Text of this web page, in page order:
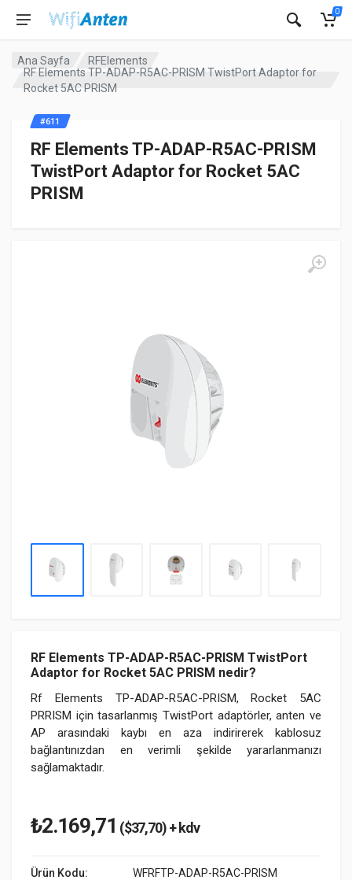
0
Ana Sayfa
RFElements
RF Elements TP-ADAP-R5AC-PRISM TwistPort Adaptor for
Rocket 5AC PRISM
RF Elements TP-ADAP-R5AC-PRISM
TwistPort Adaptor for Rocket 5AC
PRISM
RF Elements TP-ADAP-R5AC-PRISM TwistPort
Adaptor for Rocket 5AC PRISM nedir?
Rf Elements TP-ADAP-R5AC-PRISM, Rocket 5AC
PRRISM için tasarlanmış TwistPort adaptörler, anten ve
AP arasındaki kaybı en aza indirirerek kablosuz
bağlantınızdan en verimli şekilde yararlanmanızı
sağlamaktadır.
#611
₺2.169,71 ($37,70) + kdv
Ürün Kodu:
WFRFTP-ADAP-R5AC-PRISM